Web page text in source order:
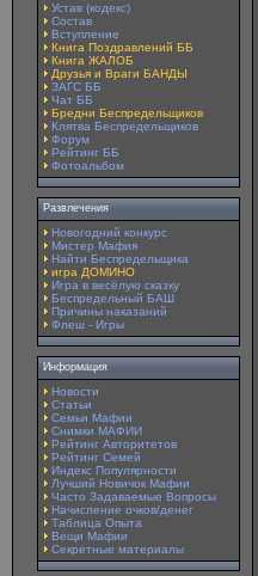
Устав (кодекс)
Состав
Вступление
Книга Поздравлений ББ
Книга ЖАЛОБ
Друзья и Враги БАНДЫ
ЗАГС ББ
Чат ББ
Бредни Беспредельщиков
Клятва Беспредельщиков
Форум
Рейтинг ББ
Фотоальбом
Развлечения
Новогодний конкурс
Мистер Мафия
Найти Беспредельщика
игра ДОМИНО
Игра в весёлую сказку
Беспредельный БАШ
Причины наказаний
Флеш - Игры
Информация
Новости
Статьи
Семьи Мафии
Снимки МАФИИ
Рейтинг Авторитетов
Рейтинг Семей
Индекс Популярности
Лучший Новичок Мафии
Часто Задаваемые Вопросы
Начисление очков/денег
Таблица Опыта
Вещи Мафии
Секретные материалы